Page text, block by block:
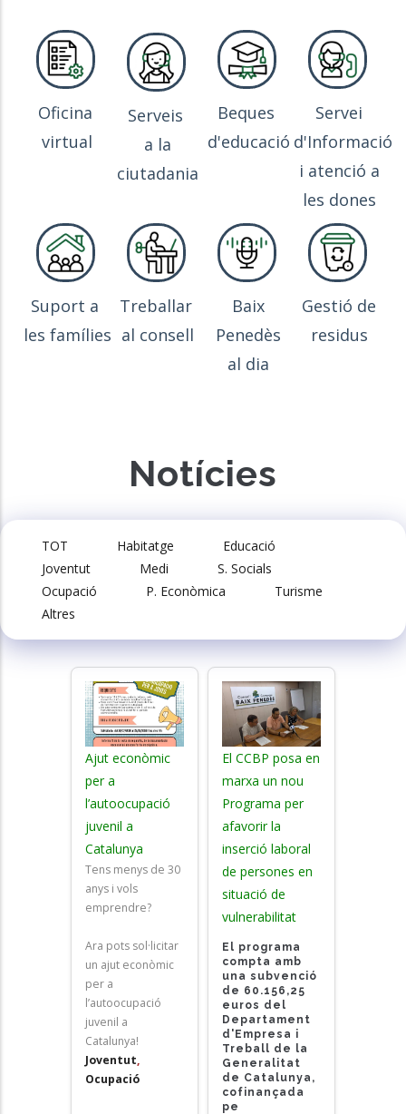
Oficina
virtual
Serveis
a la
ciutadania
Beques
d'educació
Servei
d'Informació
i atenció a
les dones
Suport a
les famílies
Treballar
al consell
Baix
Penedès
al dia
Gestió de
residus
Notícies
TOT Habitatge
Educació
Joventut
Medi
S. Socials
Ocupació
P. Econòmica
Turisme
Altres
Ajut econòmic
per a
l’autoocupació
juvenil a
Catalunya
Tens menys de 30
anys i vols
emprendre?
Ara pots sol·licitar
un ajut econòmic
per a
l’autoocupació
juvenil a
Catalunya!
Joventut,
Ocupació
El CCBP posa en
marxa un nou
Programa per
afavorir la
inserció laboral
de persones en
situació de
vulnerabilitat
El programa
compta amb
una subvenció
de 60.156,25
euros del
Departament
d'Empresa i
Treball de la
Generalitat
de Catalunya,
cofinançada
pe